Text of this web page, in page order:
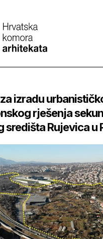
izradu
rješenja
središta Rujevica u